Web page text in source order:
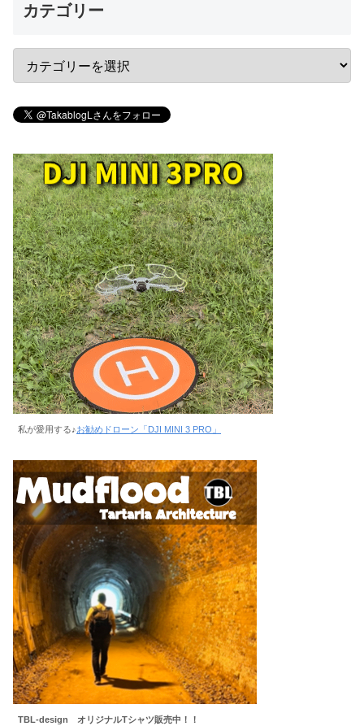
カテゴリー
私が愛用する♪お勧めドローン「DJI MINI 3 PRO」
TBL-design オリジナルTシャツ販売中！！